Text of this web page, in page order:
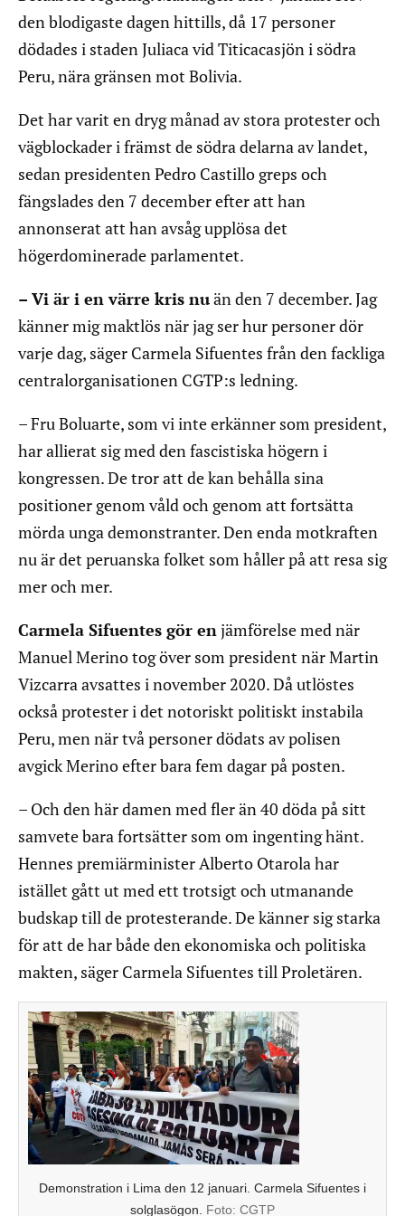
den blodigaste dagen hittills, då 17 personer
dödades i staden Juliaca vid Titicacasjön i södra
Peru, nära gränsen mot Bolivia.
Det har varit en dryg månad av stora protester och
vägblockader i främst de södra delarna av landet,
sedan presidenten Pedro Castillo greps och
fängslades den 7 december efter att han
annonserat att han avsåg upplösa det
högerdominerade parlamentet.
– Vi är i en värre kris nuän den 7 december. Jag
känner mig maktlös när jag ser hur personer dör
varje dag, säger Carmela Sifuentes från den fackliga
centralorganisationen CGTP:s ledning.
– Fru Boluarte, som vi inte erkänner som president,
har allierat sig med den fascistiska högern i
kongressen. De tror att de kan behålla sina
positioner genom våld och genom att fortsätta
mörda unga demonstranter. Den enda motkraften
nu är det peruanska folket som håller på att resa sig
mer och mer.
Carmela Sifuentes gör enjämförelse med när
Manuel Merino tog över som president när Martin
Vizcarra avsattes i november 2020. Då utlöstes
också protester i det notoriskt politiskt instabila
Peru, men när två personer dödats av polisen
avgick Merino efter bara fem dagar på posten.
– Och den här damen med fler än 40 döda på sitt
samvete bara fortsätter som om ingenting hänt.
Hennes premiärminister Alberto Otarola har
istället gått ut med ett trotsigt och utmanande
budskap till de protesterande. De känner sig starka
för att de har både den ekonomiska och politiska
makten, säger Carmela Sifuentes till Proletären.
Demonstration i Lima den 12 januari. Carmela Sifuentes i
solglasögon. Foto: CGTP